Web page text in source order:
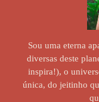
Sou uma eterna
diversas deste
inspira!), o
única, do jeitinho